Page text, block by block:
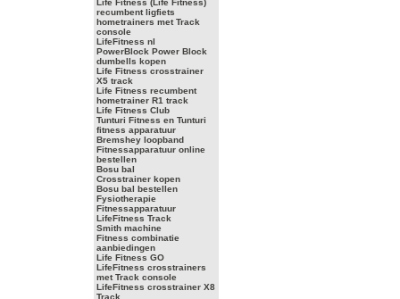
Life Fitness (Life Fitness)
recumbent ligfiets
hometrainers met Track
console
LifeFitness nl
PowerBlock Power Block
dumbells kopen
Life Fitness crosstrainer
X5 track
Life Fitness recumbent
hometrainer R1 track
Life Fitness Club
Tunturi Fitness en Tunturi
fitness apparatuur
Bremshey loopband
Fitnessapparatuur online
bestellen
Bosu bal
Crosstrainer kopen
Bosu bal bestellen
Fysiotherapie
Fitnessapparatuur
LifeFitness Track
Smith machine
Fitness combinatie
aanbiedingen
Life Fitness GO
LifeFitness crosstrainers
met Track console
LifeFitness crosstrainer X8
Track